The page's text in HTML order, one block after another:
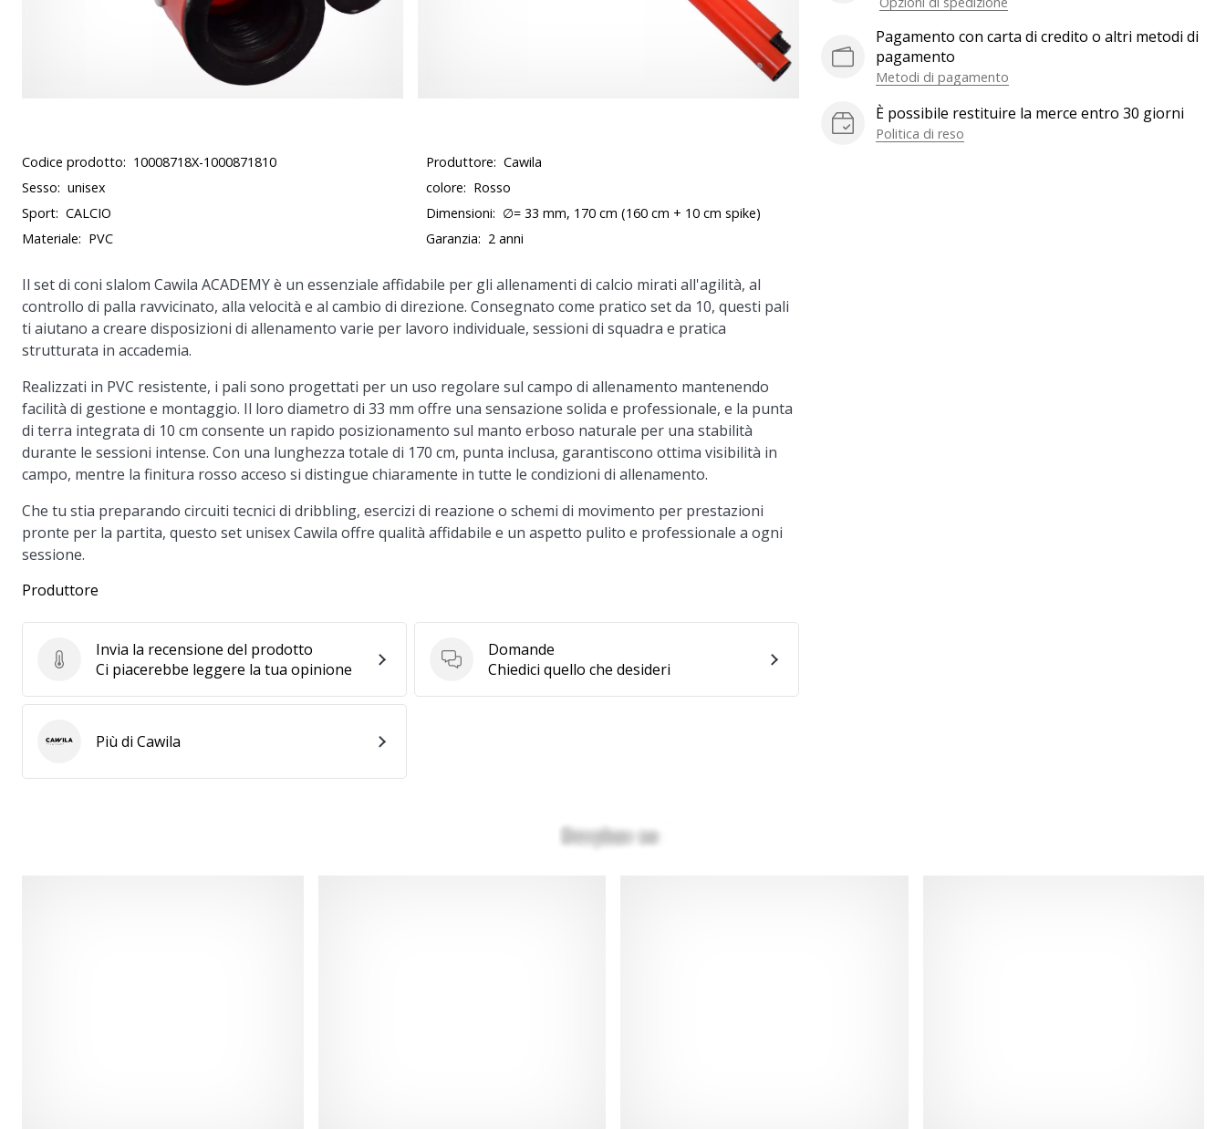
Pagamento con carta di credito o altri metodi di
pagamento
Metodi di pagamento
È possibile restituire la merce entro 30 giorni
Politica di reso
Codice prodotto: 10008718X-1000871810 Produttore: Cawila
Sesso: unisex colore: Rosso
Sport: CALCIO Dimensioni: ∅= 33 mm, 170 cm (160 cm + 10 cm spike)
Materiale: PVC Garanzia: 2 anni
Il set di coni slalom Cawila ACADEMY è un essenziale affidabile per gli allenamenti di calcio mirati all'agilità, al
controllo di palla ravvicinato, alla velocità e al cambio di direzione. Consegnato come pratico set da 10, questi pali
ti aiutano a creare disposizioni di allenamento varie per lavoro individuale, sessioni di squadra e pratica
strutturata in accademia.
Realizzati in PVC resistente, i pali sono progettati per un uso regolare sul campo di allenamento mantenendo
facilità di gestione e montaggio. Il loro diametro di 33 mm offre una sensazione solida e professionale, e la punta
di terra integrata di 10 cm consente un rapido posizionamento sul manto erboso naturale per una stabilità
durante le sessioni intense. Con una lunghezza totale di 170 cm, punta inclusa, garantiscono ottima visibilità in
campo, mentre la finitura rosso acceso si distingue chiaramente in tutte le condizioni di allenamento.
Che tu stia preparando circuiti tecnici di dribbling, esercizi di reazione o schemi di movimento per prestazioni
pronte per la partita, questo set unisex Cawila offre qualità affidabile e un aspetto pulito e professionale a ogni
sessione.
Produttore
Invia la recensione del prodotto
Invia la recensione del prodotto
Ci piacerebbe leggere la tua opinione
Domande
Domande
Chiedici quello che desideri
CawilaPiù di Cawila